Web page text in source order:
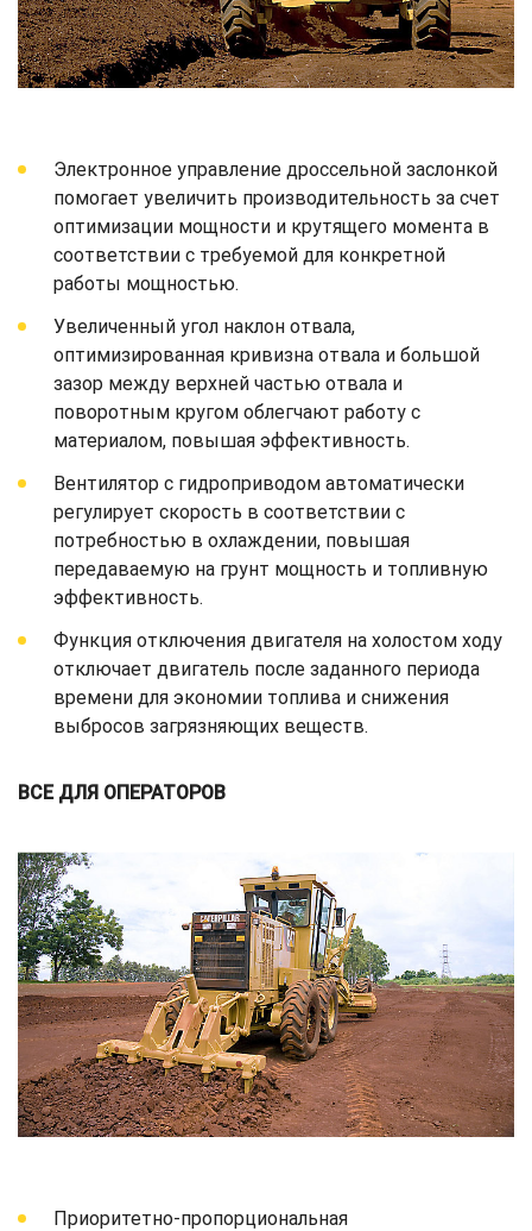
Электронное управление дроссельной заслонкой
помогает увеличить производительность за счет
оптимизации мощности и крутящего момента в
соответствии с требуемой для конкретной
работы мощностью.
Увеличенный угол наклон отвала,
оптимизированная кривизна отвала и большой
зазор между верхней частью отвала и
поворотным кругом облегчают работу с
материалом, повышая эффективность.
Вентилятор с гидроприводом автоматически
регулирует скорость в соответствии с
потребностью в охлаждении, повышая
передаваемую на грунт мощность и топливную
эффективность.
Функция отключения двигателя на холостом ходу
отключает двигатель после заданного периода
времени для экономии топлива и снижения
выбросов загрязняющих веществ.
ВСЕ ДЛЯ ОПЕРАТОРОВ
Приоритетно-пропорциональная